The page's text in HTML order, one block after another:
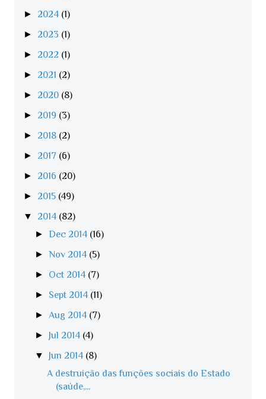
► 2024 (1)
► 2023 (1)
► 2022 (1)
► 2021 (2)
► 2020 (8)
► 2019 (3)
► 2018 (2)
► 2017 (6)
► 2016 (20)
► 2015 (49)
▼ 2014 (82)
►Dec 2014 (16)
►Nov 2014 (5)
► Oct 2014 (7)
► Sept 2014 (11)
► Aug 2014 (7)
► Jul 2014 (4)
▼ Jun 2014 (8)
A destruição das funções sociais do Estado
(saúde,...